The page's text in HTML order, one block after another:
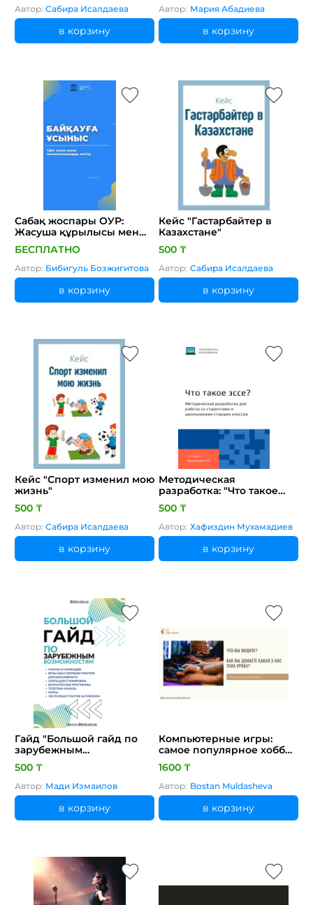
Автор: Сабира Исалдаева
в корзину
Автор: Мария Абадиева
в корзину
Сабақ жоспары ОУР:
Жасуша құрылысы мен
қызметі
БЕСПЛАТНО
Автор: Бибигуль Бозжигитова
в корзину
Кейс "Гастарбайтер в
Казахстане"
500 ₸
Автор: Сабира Исалдаева
в корзину
Кейс "Спорт изменил мою
жизнь"
500 ₸
Автор: Сабира Исалдаева
в корзину
Методическая
разработка: "Что такое
эссе?"
500 ₸
Автор: Хафиздин Мухамадиев
в корзину
Гайд "Большой гайд по
зарубежным
возможностям" [CLONE]
500 ₸
Автор: Мади Измаилов
в корзину
Компьютерные игры:
самое популярное хобби
(готовый онлайн и
оффлайн урок)
1600 ₸
Автор: Bostan Muldasheva
в корзину